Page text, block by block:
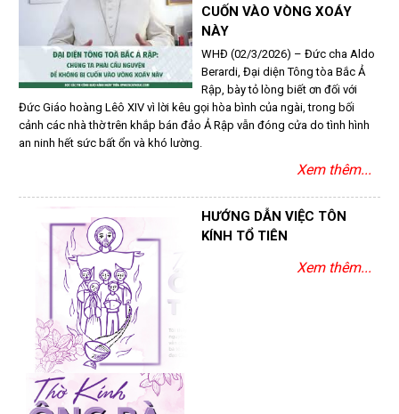
CUỐN VÀO VÒNG XOÁY
NÀY
WHĐ (02/3/2026) – Đức cha Aldo
Berardi, Đại diện Tông tòa Bắc Ả
Rập, bày tỏ lòng biết ơn đối với
Đức Giáo hoàng Lêô XIV vì lời kêu gọi hòa bình của ngài, trong bối
cảnh các nhà thờ trên khắp bán đảo Ả Rập vẫn đóng cửa do tình hình
an ninh hết sức bất ổn và khó lường.
Xem thêm...
HƯỚNG DẪN VIỆC TÔN
KÍNH TỔ TIÊN
Xem thêm...